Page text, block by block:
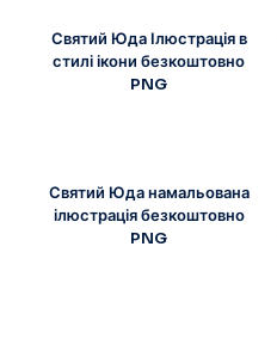
Святий Юда Ілюстрація в
стилі ікони безкоштовно
PNG
Святий Юда намальована
ілюстрація безкоштовно
PNG